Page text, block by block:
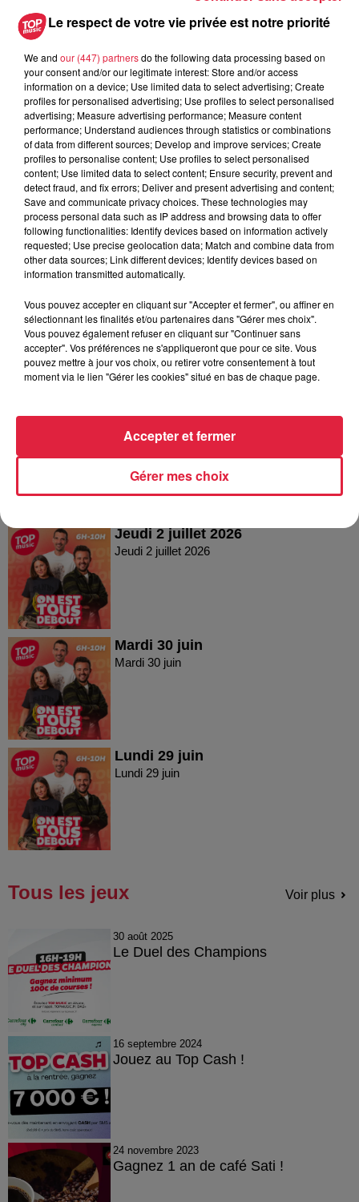
Les dernières infos sur la venue du
pape à Metz en septembre
5 août 2026
Europa-Park : des précisons sur
l’après Euro-Mir
Dans la même série
Top Music a Rulantica
Top Music a Rulantica
Vendredi 03 juillet 2026
Jeudi 2 juillet 2026
Jeudi 2 juillet 2026
Mardi 30 juin
Mardi 30 juin
Lundi 29 juin
Lundi 29 juin
Tous les jeux Voir plus
30 août 2025
Le Duel des Champions
16 septembre 2024
Jouez au Top Cash !
24 novembre 2023
Gagnez 1 an de café Sati !
Le respect de votre vie privée est notre priorité
We and our (447) partnersdo the following data processing based on
your consent and/or our legitimate interest: Store and/or access
information on a device; Use limited data to select advertising; Create
profiles for personalised advertising; Use profiles to select personalised
advertising; Measure advertising performance; Measure content
performance; Understand audiences through statistics or combinations
of data from different sources; Develop and improve services; Create
profiles to personalise content; Use profiles to select personalised
content; Use limited data to select content; Ensure security, prevent and
detect fraud, and fix errors; Deliver and present advertising and content;
Save and communicate privacy choices. These technologies may
process personal data such as IP address and browsing data to offer
following functionalities: Identify devices based on information actively
requested; Use precise geolocation data; Match and combine data from
other data sources; Link different devices; Identify devices based on
information transmitted automatically.
Vous pouvez accepter en cliquant sur "Accepter et fermer", ou affiner en
sélectionnant les finalités et/ou partenaires dans "Gérer mes choix".
Vous pouvez également refuser en cliquant sur "Continuer sans
accepter". Vos préférences ne s'appliqueront que pour ce site. Vous
pouvez mettre à jour vos choix, ou retirer votre consentement à tout
moment via le lien "Gérer les cookies" situé en bas de chaque page.
Gérer mes choix
Accepter et fermer